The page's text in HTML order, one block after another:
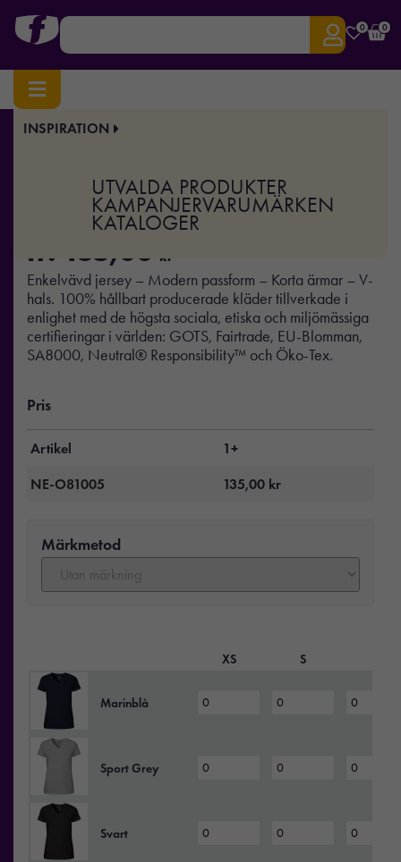
0 0
INSPIRATION
UTVALDA PRODUKTER
KAMPANJERVARUMÄRKEN
KATALOGER
Hem/Profilkläder/T-shirts & Toppar
Dam T-shirt V-neck
fr. 135,00 kr
Enkelvävd jersey – Modern passform – Korta ärmar – V-
hals. 100% hållbart producerade kläder tillverkade i
enlighet med de högsta sociala, etiska och miljömässiga
certifieringar i världen: GOTS, Fairtrade, EU-Blomman,
SA8000, Neutral® Responsibility™ och Öko-Tex.
Pris
Artikel
1+
NE-O81005
135,00 kr
Märkmetod
XS S
Marinblå
Sport Grey
Svart